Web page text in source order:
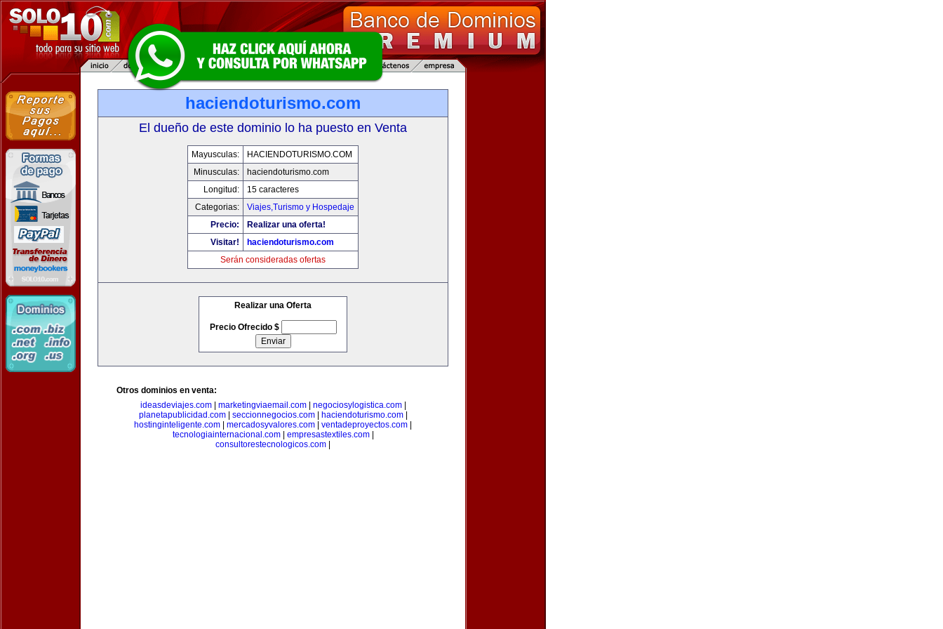
haciendoturismo.com
El dueño de este dominio lo ha puesto en Venta
Mayusculas:
HACIENDOTURISMO.COM
Minusculas:
haciendoturismo.com
Longitud:
15 caracteres
Categorias:
Viajes,Turismo y Hospedaje
Precio:
Realizar una oferta!
Visitar!
haciendoturismo.com
Serán consideradas ofertas
Realizar una Oferta
Precio Ofrecido $
Otros dominios en venta:
ideasdeviajes.com| marketingviaemail.com| negociosylogistica.com|
planetapublicidad.com| seccionnegocios.com| haciendoturismo.com|
hostinginteligente.com
mercadosyvalores.com ventadeproyectos.com
tecnologiainternacional.com| empresastextiles.com|
consultorestecnologicos.com